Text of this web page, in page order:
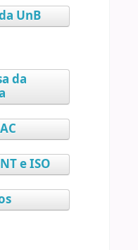
UnB
da
e ISO